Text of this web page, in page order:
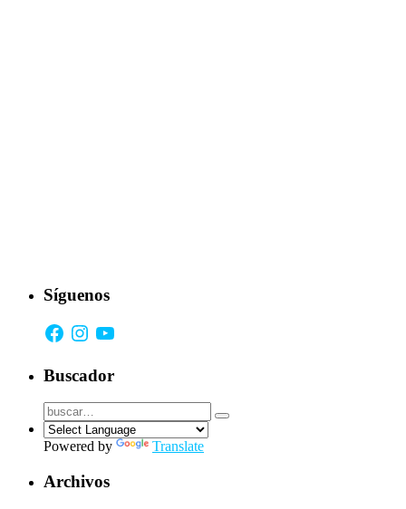
Síguenos
Facebook
InstagramYouTube
Buscador
Powered by Translate
Archivos